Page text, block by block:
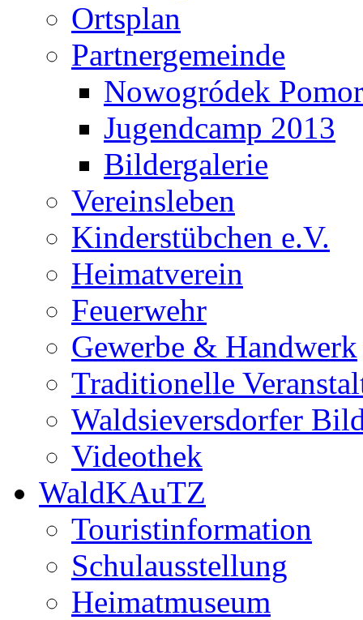
Ortsplan
Partnergemeinde
Nowogródek
Jugendcamp 2013
Bildergalerie
Vereinsleben
Kinderstübchen e.V.
Heimatverein
Feuerwehr
Gewerbe & Handwerk
Traditionelle
Waldsieversdorfer
Videothek
WaldKAuTZ
Touristinformation
Schulausstellung
Heimatmuseum